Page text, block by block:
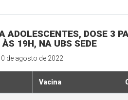
ADOLESCENTES, DOSE 3
19H, NA UBS SEDE
de agosto de 2022
Vacina